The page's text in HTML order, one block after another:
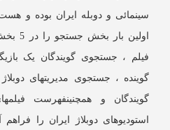
و دوبله ایران بوده و هست. این
اولین بار بخش
، جستجوی گویندگان یک بازیگر ،
، جستجوی مدیریتهای دوبلاژ یک
و همچنینفهرست
دوبلاژ ایران را فراهم